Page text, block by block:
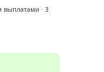
выплатами · 3